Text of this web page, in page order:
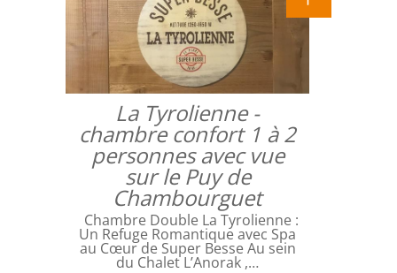
La Tyrolienne -
chambre confort 1 à 2
personnes avec vue
sur le Puy de
Chambourguet
Chambre Double La Tyrolienne :
Un Refuge Romantique avec Spa
au Cœur de Super Besse Au sein
du Chalet L’Anorak ,…